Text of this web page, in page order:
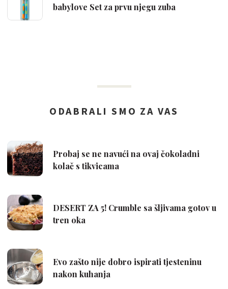
babylove Set za prvu njegu zuba